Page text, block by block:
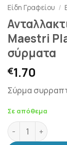
Είδη Γραφείου /
Maestri
σύρματα
€1.70
Σύρμα
Σε απόθεμα
Ανταλλακτικά